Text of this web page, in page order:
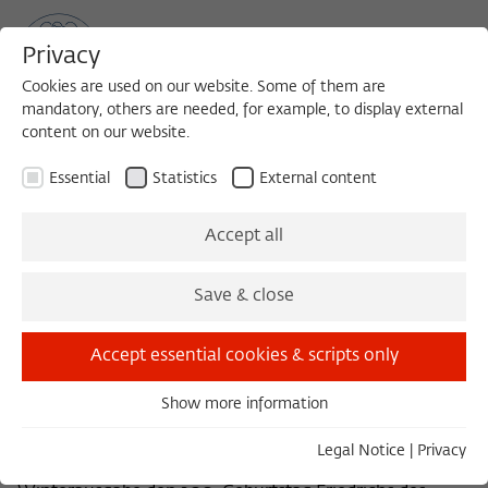
Heft V/4 Winter 2011
Barclay, Wóycicki, Frevert, Dieckmann,
Privacy
Cookies are used on our website. Some of them are
mandatory, others are needed, for example, to display external
content on our website.
Essential Statistics External content
Accept all
Save & close
Accept essential cookies & scripts only
Essential cookies are needed for basic functionality. This
Show more information
Legal Notice Privacy